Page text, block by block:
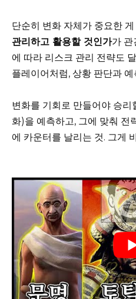
단순히 변화 자체가 중요한 게
관리하고 활용할 것인가가 관
에 따라 리스크 관리 전략도
플레이어처럼, 상황 판단과
변화를 기회로 만들어야 승리
화)을 예측하고, 그에 맞춰 전
에 카운터를 날리는 것. 그게